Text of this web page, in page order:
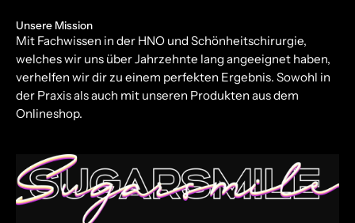
Unsere Mission
Mit Fachwissen in der HNO und Schönheitschirurgie,
welches wir uns über Jahrzehnte lang angeeignet haben,
verhelfen wir dir zu einem perfekten Ergebnis. Sowohl in
der Praxis als auch mit unseren Produkten aus dem
Onlineshop.